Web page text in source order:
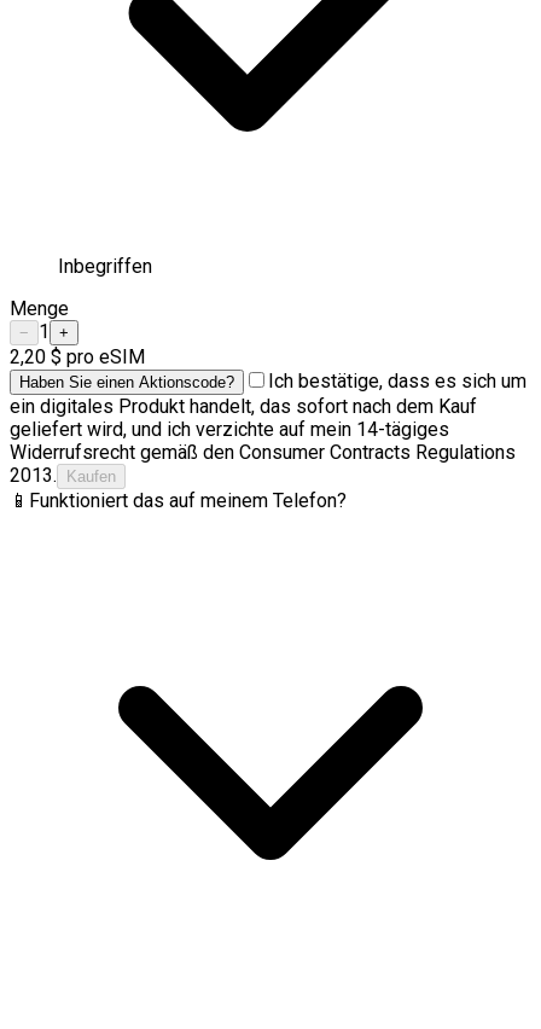
Inbegriffen
Menge
− 1 +
2,20 $ pro eSIM
Haben Sie einen Aktionscode?
Ich bestätige, dass es sich um
ein digitales Produkt handelt, das sofort nach dem Kauf
geliefert wird, und ich verzichte auf mein 14-tägiges
Widerrufsrecht gemäß den Consumer Contracts Regulations
2013.
Kaufen
📱 Funktioniert das auf meinem Telefon?